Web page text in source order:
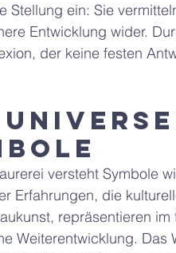
Stellung ein: Sie
Entwicklung wider.
der keine festen
versteht Symbole
Erfahrungen, die
repräsentieren
Weiterentwicklung. Das